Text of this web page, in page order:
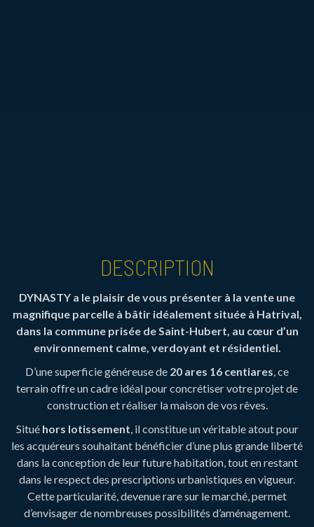
DESCRIPTION
DYNASTY a le plaisir de vous présenter à la vente une
magnifique parcelle à bâtir idéalement située à Hatrival,
dans la commune prisée de Saint-Hubert, au cœur d’un
environnement calme, verdoyant et résidentiel.
D’une superficie généreuse de 20 ares 16 centiares, ce
terrain offre un cadre idéal pour concrétiser votre projet de
construction et réaliser la maison de vos rêves.
Situé hors lotissement, il constitue un véritable atout pour
les acquéreurs souhaitant bénéficier d’une plus grande liberté
dans la conception de leur future habitation, tout en restant
dans le respect des prescriptions urbanistiques en vigueur.
Cette particularité, devenue rare sur le marché, permet
d’envisager de nombreuses possibilités d’aménagement.